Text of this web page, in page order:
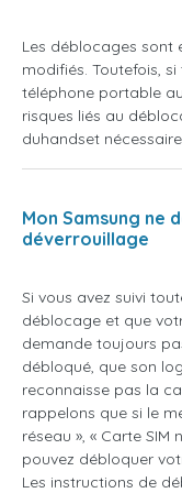
Les déblocages sont
modifiés. Toutefois,
téléphone portable
risques liés au
duhandset
Mon Samsung ne
déverrouillage
Si vous avez suivi
déblocage et que
demande toujours
débloqué, que son
reconnaisse pas la
rappelons que si le
réseau », « Carte SIM
pouvez débloquer
Les instructions de